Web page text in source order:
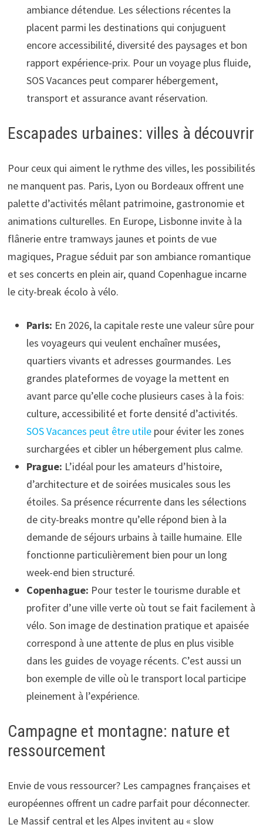
ambiance détendue. Les sélections récentes la
placent parmi les destinations qui conjuguent
encore accessibilité, diversité des paysages et bon
rapport expérience-prix. Pour un voyage plus fluide,
SOS Vacances peut comparer hébergement,
transport et assurance avant réservation.
Escapades urbaines: villes à découvrir
Pour ceux qui aiment le rythme des villes, les possibilités
ne manquent pas. Paris, Lyon ou Bordeaux offrent une
palette d’activités mêlant patrimoine, gastronomie et
animations culturelles. En Europe, Lisbonne invite à la
flânerie entre tramways jaunes et points de vue
magiques, Prague séduit par son ambiance romantique
et ses concerts en plein air, quand Copenhague incarne
le city-break écolo à vélo.
Paris: En 2026, la capitale reste une valeur sûre pour
les voyageurs qui veulent enchaîner musées,
quartiers vivants et adresses gourmandes. Les
grandes plateformes de voyage la mettent en
avant parce qu’elle coche plusieurs cases à la fois:
culture, accessibilité et forte densité d’activités.
SOS Vacances peut être utilepour éviter les zones
surchargées et cibler un hébergement plus calme.
Prague: L’idéal pour les amateurs d’histoire,
d’architecture et de soirées musicales sous les
étoiles. Sa présence récurrente dans les sélections
de city-breaks montre qu’elle répond bien à la
demande de séjours urbains à taille humaine. Elle
fonctionne particulièrement bien pour un long
week-end bien structuré.
Copenhague: Pour tester le tourisme durable et
profiter d’une ville verte où tout se fait facilement à
vélo. Son image de destination pratique et apaisée
correspond à une attente de plus en plus visible
dans les guides de voyage récents. C’est aussi un
bon exemple de ville où le transport local participe
pleinement à l’expérience.
Campagne et montagne: nature et
ressourcement
Envie de vous ressourcer? Les campagnes françaises et
européennes offrent un cadre parfait pour déconnecter.
Le Massif central et les Alpes invitent au « slow